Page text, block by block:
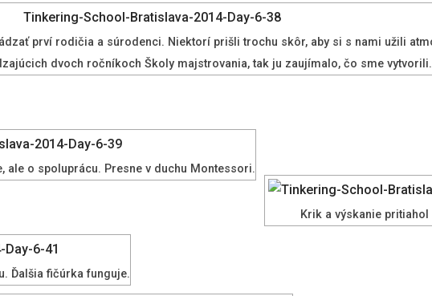
prví rodičia a súrodenci. Niektorí prišli trochu skôr, aby si s nami užili
dvoch ročníkoch Školy majstrovania, tak ju zaujímalo, čo sme vytvorili.
ale o spoluprácu. Presne v duchu Montessori.
Krik a výskanie pritiahol
Ďalšia fičúrka funguje.